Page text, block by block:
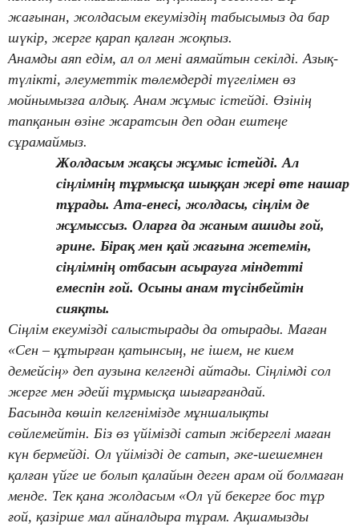
жағынан, жолдасым екеуміздің табысымыз да бар
шүкір, жерге қарап қалған жоқпыз.
Анамды аяп едім, ал ол мені аямайтын секілді. Азық-
түлікті, әлеуметтік төлемдерді түгелімен өз
мойнымызға алдық. Анам жұмыс істейді. Өзінің
тапқанын өзіне жаратсын деп одан ештеңе
сұрамаймыз.
Жолдасым жақсы жұмыс істейді. Ал
сіңлімнің тұрмысқа шыққан жері өте нашар
тұрады. Ата-енесі, жолдасы, сіңлім де
жұмыссыз. Оларға да жаным ашиды ғой,
әрине. Бірақ мен қай жағына жетемін,
сіңлімнің отбасын асырауға міндетті
емеспін ғой. Осыны анам түсінбейтін
сияқты.
Сіңлім екеумізді салыстырады да отырады. Маған
«Сен – құтырған қатынсың, не ішем, не кием
демейсің» деп аузына келгенді айтады. Сіңлімді сол
жерге мен әдейі тұрмысқа шығарғандай.
Басында көшіп келгенімізде мұншалықты
сөйлемейтін. Біз өз үйімізді сатып жібергелі маған
күн бермейді. Ол үйімізді де сатып, әке-шешемнен
қалған үйге ие болып қалайын деген арам ой болмаған
менде. Тек қана жолдасым «Ол үй бекерге бос тұр
ғой, қазірше мал айналдыра тұрам. Ақшамызды